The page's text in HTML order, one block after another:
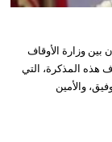
بين وزارة الأوقاف
هذه المذكرة، التي
والأمين